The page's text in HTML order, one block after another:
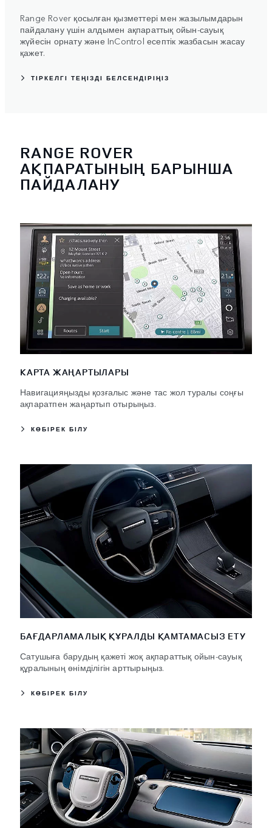
Range Rover қосылған қызметтері мен жазылымдарын
пайдалану үшін алдымен ақпараттық ойын-сауық
жүйесін орнату және InControl есептік жазбасын жасау
қажет.
ТІРКЕЛГІ ТЕҢІЗДІ БЕЛСЕНДІРІҢІЗ
RANGE ROVER
АҚПАРАТЫНЫҢ БАРЫНША
ПАЙДАЛАНУ
КАРТА ЖАҢАРТЫЛАРЫ
Навигацияңызды қозғалыс және тас жол туралы соңғы
ақпаратпен жаңартып отырыңыз.
КӨБІРЕК БІЛУ
БАҒДАРЛАМАЛЫҚ ҚҰРАЛДЫ ҚАМТАМАСЫЗ ЕТУ
Сатушыға барудың қажеті жоқ ақпараттық ойын-сауық
құралының өнімділігін арттырыңыз.
КӨБІРЕК БІЛУ